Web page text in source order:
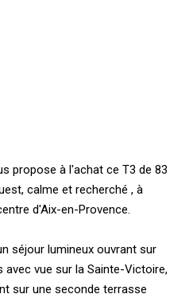
propose à l'achat ce T3 de 83
calme et recherché , à
d'Aix-en-Provence.
séjour lumineux ouvrant sur
vue sur la Sainte-Victoire,
sur une seconde terrasse